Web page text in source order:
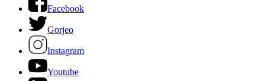
Facebook
Gorjeo
Instagram
Youtube